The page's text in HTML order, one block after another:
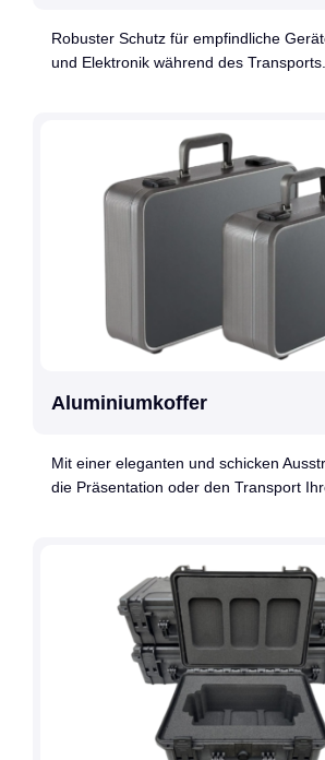
Robuster Schutz für empfindliche
und Elektronik während des Transports.
Aluminiumkoffer
Mit einer eleganten und schicken
die Präsentation oder den Transport